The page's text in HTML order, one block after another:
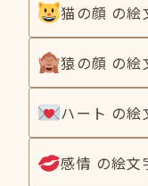
猫の顔 の絵
猿の顔 の絵
ハート の絵
感情 の絵文